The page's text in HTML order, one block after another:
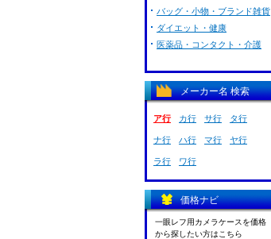
バッグ・小物・ブランド雑貨
ダイエット・健康
医薬品・コンタクト・介護
メーカー名 検索
ア行 カ行 サ行 タ行
ナ行 ハ行 マ行 ヤ行
ラ行 ワ行
価格ナビ
一眼レフ用カメラケースを価格
から探したい方はこちら